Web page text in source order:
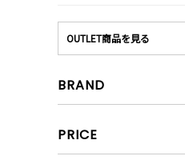
OUTLET商品を見る
BRAND
PRICE